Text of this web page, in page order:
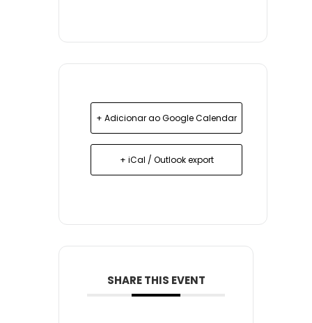
+ Adicionar ao Google Calendar
+ iCal / Outlook export
SHARE THIS EVENT